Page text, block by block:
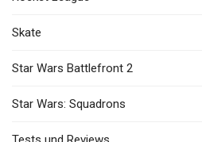
Skate
Star Wars Battlefront 2
Star Wars: Squadrons